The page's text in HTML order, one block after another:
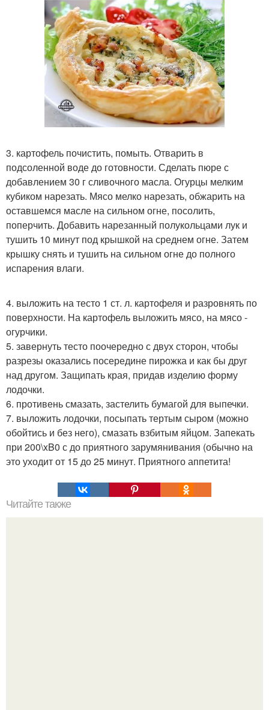
3. картофель почистить, помыть. Отварить в
подсоленной воде до готовности. Сделать пюре с
добавлением 30 г сливочного масла. Огурцы мелким
кубиком нарезать. Мясо мелко нарезать, обжарить на
оставшемся масле на сильном огне, посолить,
поперчить. Добавить нарезанный полукольцами лук и
тушить 10 минут под крышкой на среднем огне. Затем
крышку снять и тушить на сильном огне до полного
испарения влаги.
4. выложить на тесто 1 ст. л. картофеля и разровнять по
поверхности. На картофель выложить мясо, на мясо -
огурчики.
5. завернуть тесто поочередно с двух сторон, чтобы
разрезы оказались посередине пирожка и как бы друг
над другом. Защипать края, придав изделию форму
лодочки.
6. противень смазать, застелить бумагой для выпечки.
7. выложить лодочки, посыпать тертым сыром (можно
обойтись и без него), смазать взбитым яйцом. Запекать
при 200\xB0 с до приятного зарумянивания (обычно на
это уходит от 15 до 25 минут. Приятного аппетита!
Читайте также